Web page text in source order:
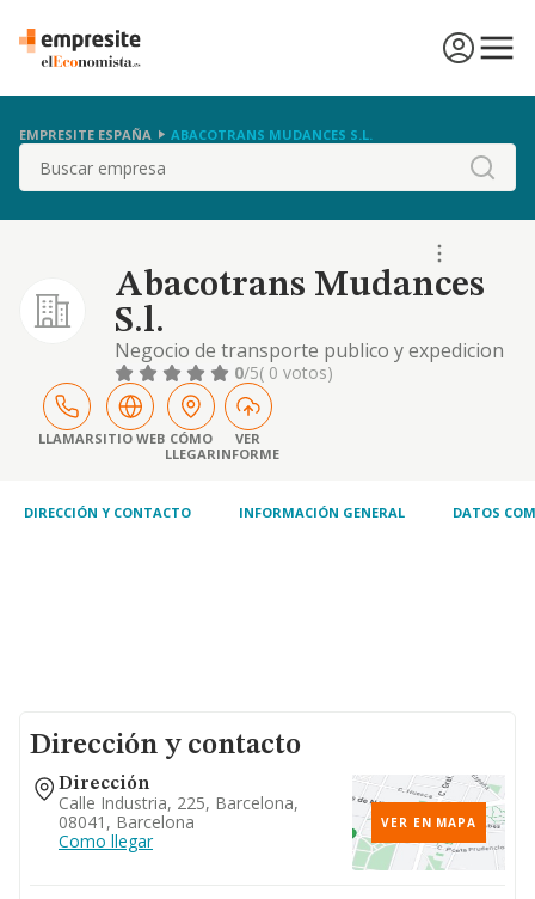
EMPRESITE ESPAÑA ABACOTRANS MUDANCES S.L.
Buscar
Abacotrans Mudances
S.l.
Negocio de transporte publico y expedicion
nacional e internacional de todo genero de
mercancias mediante fletamiento de
camiones y todo tipo de elementos de
transporte, terrestres, adquiridos en
propiedad o ajenos, etc
0/5( 0 votos)
LLAMARSITIO WEB CÓMO
LLEGAR
VER
INFORME
DIRECCIÓN Y CONTACTO INFORMACIÓN GENERAL DATOS
Dirección y contacto
Dirección
Calle Industria, 225, Barcelona,
08041, Barcelona
Como llegar
VER EN MAPA